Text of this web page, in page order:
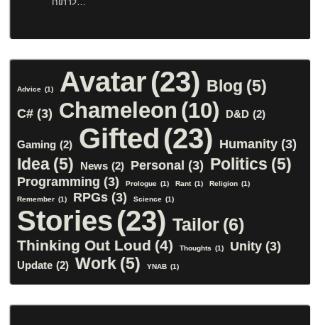
Advice (1) Avatar(23) Blog (5)
C# (3) Chameleon (10) D&D (2)
Gaming (2) Gifted (23) Humanity (3)
Idea (5) News (2) Personal (3) Politics (5)
Programming (3) Prologue (1) Rant (1) Religion (1)
Remember (1) RPGs (3) Science (1)
Stories(23) Tailor (6)
Thinking Out Loud (4) Thoughts (1) Unity (3)
Update (2) Work (5) YNAB (1)